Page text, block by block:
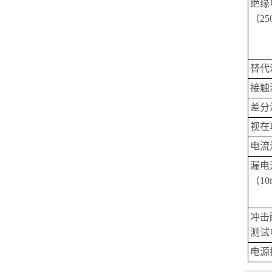
绝缘
（
替代
接触
差分
视在
电
漏电
（
冲击
测试
电